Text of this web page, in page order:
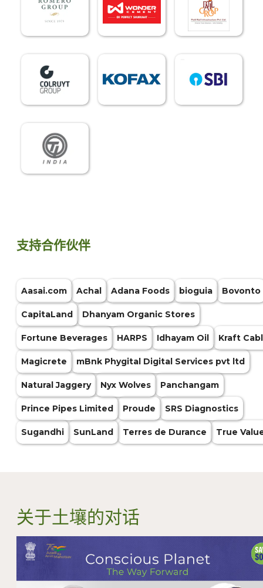
支持合作伙伴
Aasai.com Achal Adana Foods bioguia Bovonto
CapitaLand Dhanyam Organic Stores
Fortune Beverages HARPS Idhayam Oil Kraft
Magicrete mBnk Phygital Digital Services pvt ltd
Natural Jaggery Nyx Wolves Panchangam
Prince Pipes Limited Proude SRS Diagnostics
Sugandhi SunLand Terres de Durance True
关于土壤的对话